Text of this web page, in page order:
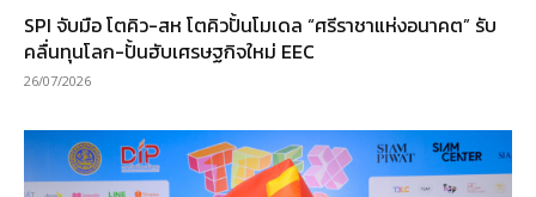
SPI จับมือ โตคิว-สห โตคิวปั้นโมเดล “ศรีราชาแห่งอนาคต” รับ
คลื่นทุนโลก-ปั้นฮับเศรษฐกิจใหม่ EEC
26/07/2026